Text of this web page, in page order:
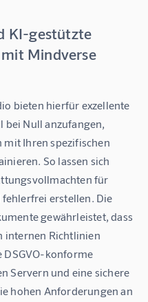
KI-gestützte
Mindverse
bieten hierfür exzellente
bei Null anzufangen,
mit Ihren spezifischen
So lassen sich
für
erstellen. Die
gewährleistet, dass
internen Richtlinien
DSGVO-konforme
Servern und eine sichere
hohen Anforderungen an